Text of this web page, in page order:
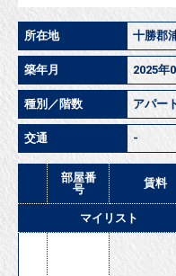
所在地 十勝郡
築年月 2025年
種別／階数 アパー
交通 -
部屋番
号
賃料
マイリスト